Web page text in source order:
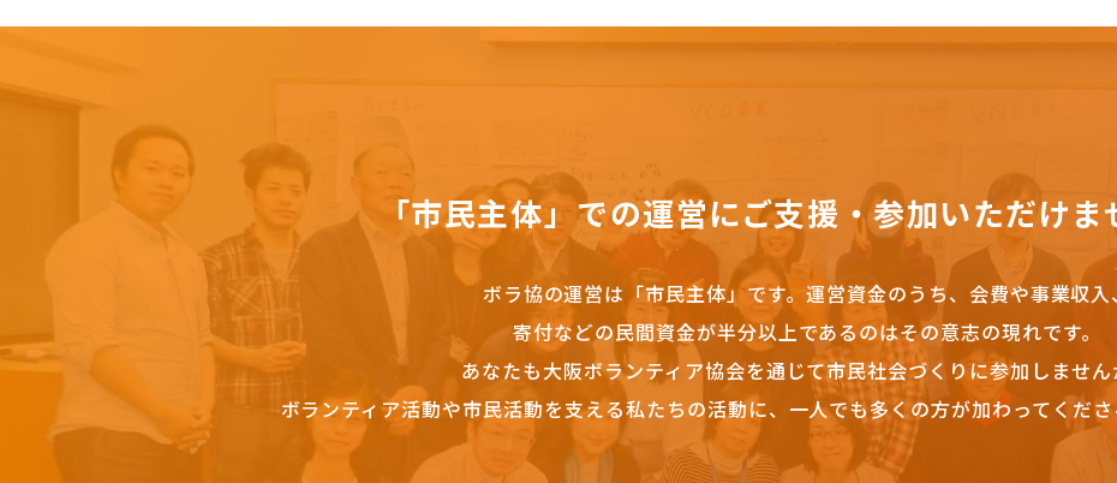
「市民主体」での運営にご支援・参加いただけま
ボラ協の運営は「市民主体」です。 運営資金のうち、会費や事業収入、
寄付などの民間資金が半分以上であるのはその意志の現れです。
あなたも大阪ボランティア協会を通じて市民社会づくりに参加しません
ボランティア活動や市民活動を支える私たちの活動に、一人でも多くの方が加わってくださ